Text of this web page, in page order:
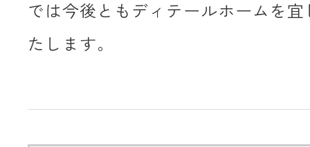
では今後ともディテールホームを
たします。